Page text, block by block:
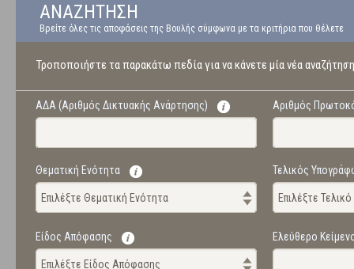
ΑΝΑΖΗΤΗΣΗ
Βρείτε όλες τις αποφάσεις της Βουλής σύμφωνα με τα κριτήρια που θέλετε
Τροποποιήστε τα παρακάτω πεδία για να κάνετε μία νέα αναζήτηση
ΑΔΑ (Αριθμός Δικτυακής Ανάρτησης) Αριθμός
Θεματική Ενότητα
Επιλέξτε Θεματική Ενότητα
Τελικός
Επιλέξτε
Είδος Απόφασης
Επιλέξτε Είδος Απόφασης
Ελεύθερο